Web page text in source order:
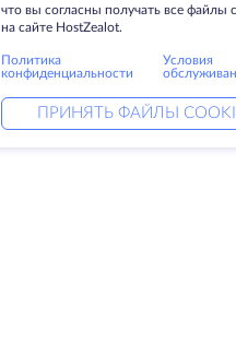
что вы согласны получать все файлы
на сайте HostZealot.
Политика
конфиденциальности
Условия
ПРИНЯТЬ ФАЙЛЫ